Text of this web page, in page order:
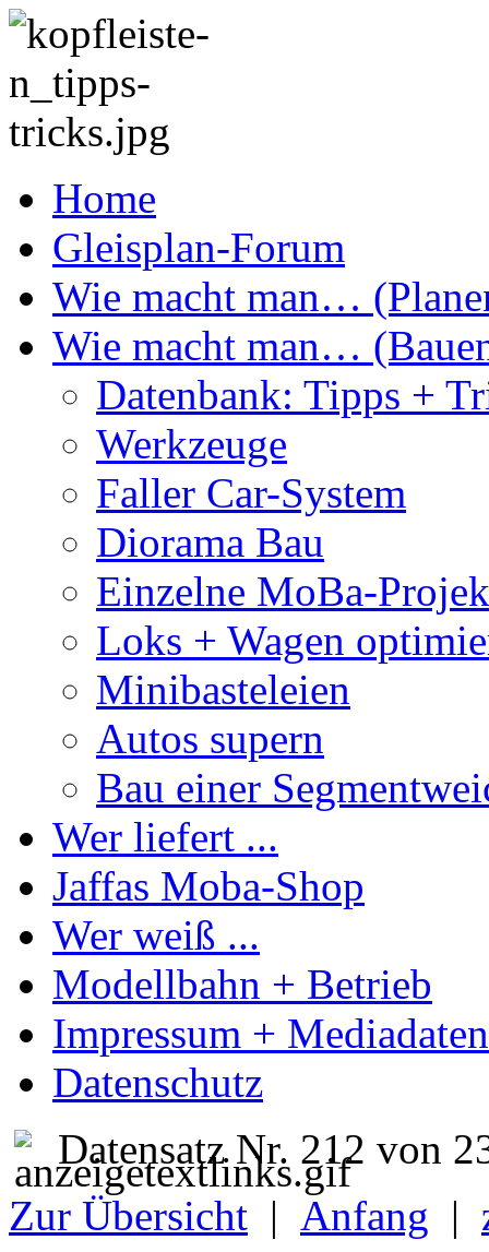
Home
Gleisplan-Forum
Wie macht man…
Wie macht man…
Datenbank: Tipps +
Werkzeuge
Faller Car-System
Diorama Bau
Einzelne MoBa-
Loks + Wagen
Minibasteleien
Autos supern
Bau einer
Wer liefert ...
Jaffas Moba-Shop
Wer weiß ...
Modellbahn + Betrieb
Impressum + Mediadaten
Datenschutz
Datensatz Nr. 212 von
Zur Übersicht | Anfang |